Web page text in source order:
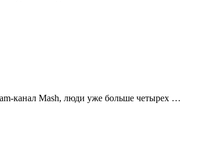
канал Mash, люди уже больше четырех …